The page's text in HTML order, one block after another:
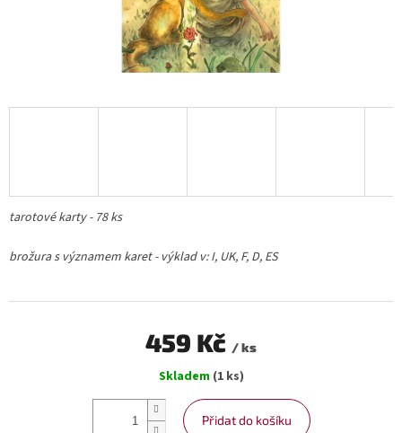
tarotové karty - 78 ks
brožura s významem karet - výklad v: I, UK, F, D, ES
459 Kč / ks
cena:
Skladem (1 ks)
Přidat do košíku